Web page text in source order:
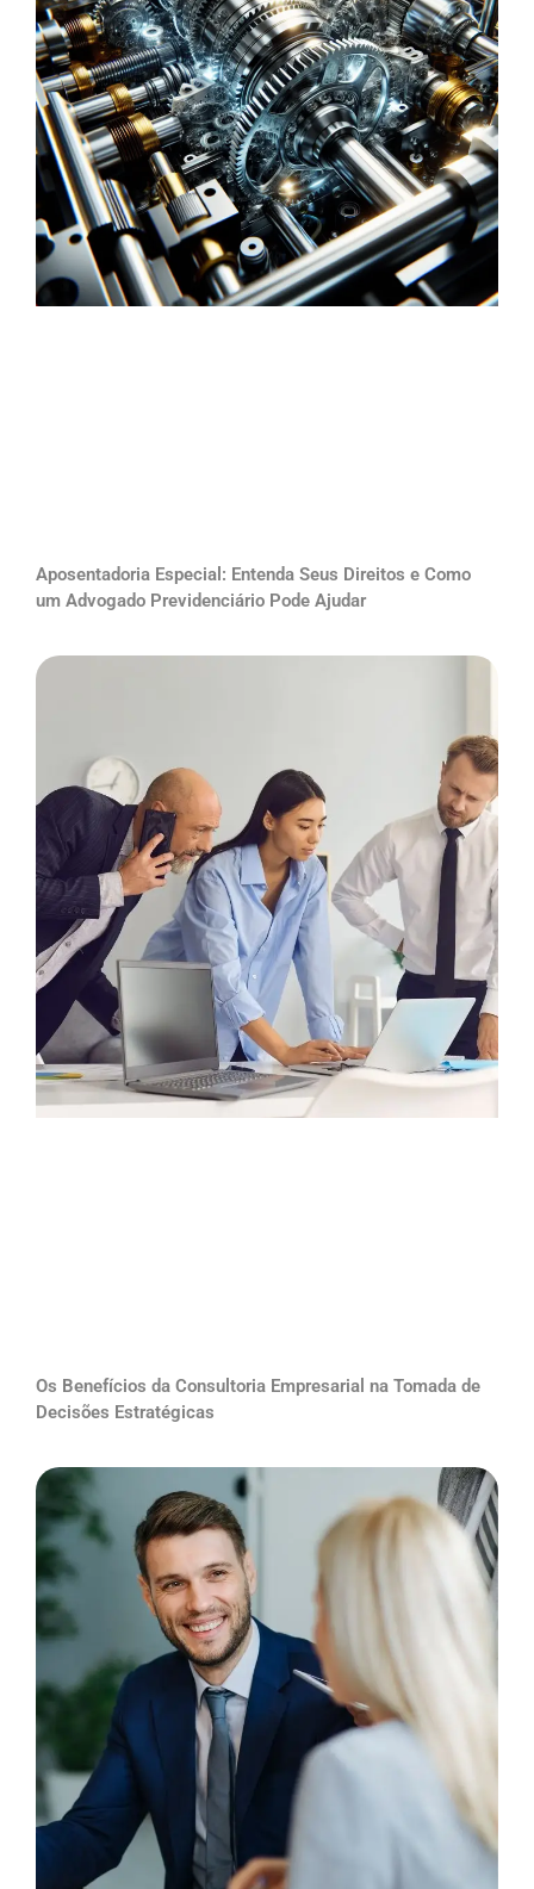
Aposentadoria Especial: Entenda Seus Direitos e Como
um Advogado Previdenciário Pode Ajudar
Os Benefícios da Consultoria Empresarial na Tomada de
Decisões Estratégicas